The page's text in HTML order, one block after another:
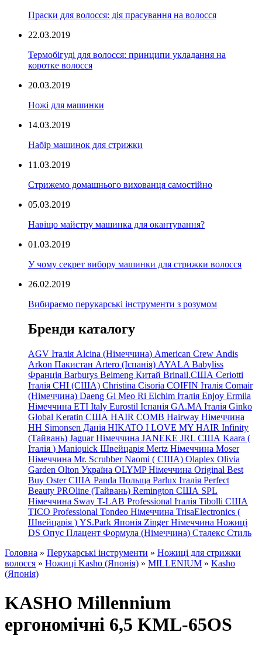
Праски для волосся: дія прасування на волосся
22.03.2019
Термобігуді для волосся: принципи укладання на
коротке волосся
20.03.2019
Ножі для машинки
14.03.2019
Набір машинок для стрижки
11.03.2019
Стрижемо домашнього вихованця самостійно
05.03.2019
Навіщо майстру машинка для окантування?
01.03.2019
У чому секрет вибору машинки для стрижки волосся
26.02.2019
Вибираємо перукарські інструменти з розумом
Бренди каталогу
AGV Італія Alcina (Німеччина) American Crew Andis
Arkon Пакистан Artero (Іспанія) AYALA Babyliss
Франція Barburys Beimeng Китай Brinail.США Ceriotti
Італія CHI (США) Christina Cisoria COIFIN Італія Comair
(Німеччина) Daeng Gi Meo Ri Elchim Італія Enjoy Ermila
Німеччина ETI Italy Eurostil Іспанія GA.MA Італія Ginko
Global Keratin США HAIR COMB Hairway Німеччина
HH Simonsen Данія HIKATO I LOVE MY HAIR Infinity
(Тайвань) Jaguar Німеччина JANEKE JRL США Kaara (
Італія ) Maniquick Швейцарія Mertz Німеччина Moser
Німеччина Mr. Scrubber Naomi ( США) Olaplex Olivia
Garden Olton Україна OLYMP Німеччина Original Best
Buy Oster США Panda Польща Parlux Італія Perfect
Beauty PROline (Тайвань) Remington США SPL
Німеччина Sway T-LAB Professional Італія Tibolli США
TICO Professional Tondeo Німеччина TrisaElectronics (
Швейцарія ) YS.Park Японія Zinger Німеччина Ножиці
DS Опус Плацент Формула (Німеччина) Сталекс Стиль
Головна » Перукарські інструменти » Ножиці для стрижки
волосся » Ножиці Kasho (Японія) » MILLENIUM » Kasho
(Японія)
KASHO Millennium
ергономічні 6,5 KML-65OS